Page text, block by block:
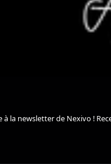
à la newsletter de Nexivo !